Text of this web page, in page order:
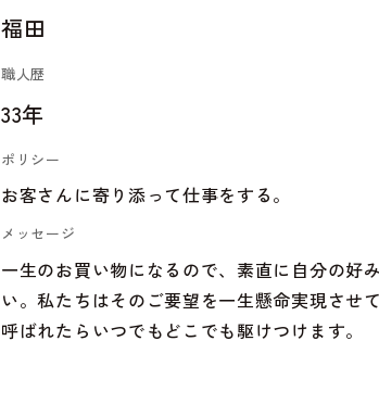
福田
職人歴
33年
ポリシー
お客さんに寄り添って仕事をする。
メッセージ
一生のお買い物になるので、素直に自分の好
い。私たちはそのご要望を一生懸命実現させ
呼ばれたらいつでもどこでも駆けつけます。